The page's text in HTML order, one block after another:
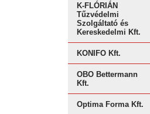
K-FLÓRIÁN
Tűzvédelmi
Szolgáltató és
Kereskedelmi Kft.
KONIFO Kft.
OBO Bettermann
Kft.
Optima Forma Kft.